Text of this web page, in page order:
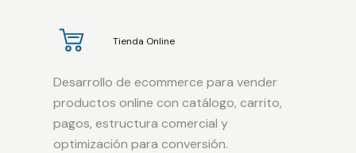
Tienda Online
Desarrollo de ecommerce para vender
productos online con catálogo, carrito,
pagos, estructura comercial y
optimización para conversión.